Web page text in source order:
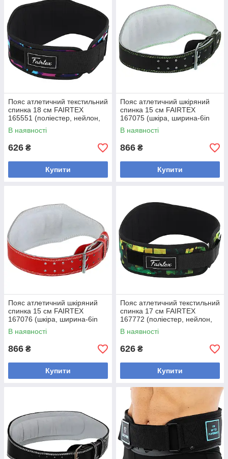
Пояс атлетичний текстильний
спинка 18 см FAIRTEX
165551 (поліестер, нейлон,
EVA, ширина-7in (18 см),
розмір
В наявності
626 ₴
Купити
Пояс атлетичний шкіряний
спинка 15 см FAIRTEX
167075 (шкіра, ширина-6in
(15 см), довжина 100-112 см,
розмір S-XL, с
В наявності
866 ₴
Купити
Пояс атлетичний шкіряний
спинка 15 см FAIRTEX
167076 (шкіра, ширина-6in
(15 см), довжина 100-112 см,
розмір S-XL, с
В наявності
866 ₴
Купити
Пояс атлетичний текстильний
спинка 17 см FAIRTEX
167772 (поліестер, нейлон,
EVA, ширина-6.7in (17 см),
розмір
В наявності
626 ₴
Купити